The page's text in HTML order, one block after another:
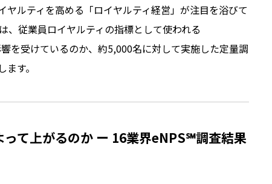
ヤルティを高める「ロイヤルティ経営」が注目を浴びて
、従業員ロイヤルティの指標として使われる
を受けているのか、約5,000名に対して実施した定量調
す。
て上がるのか ー 16業界eNPS℠調査結果